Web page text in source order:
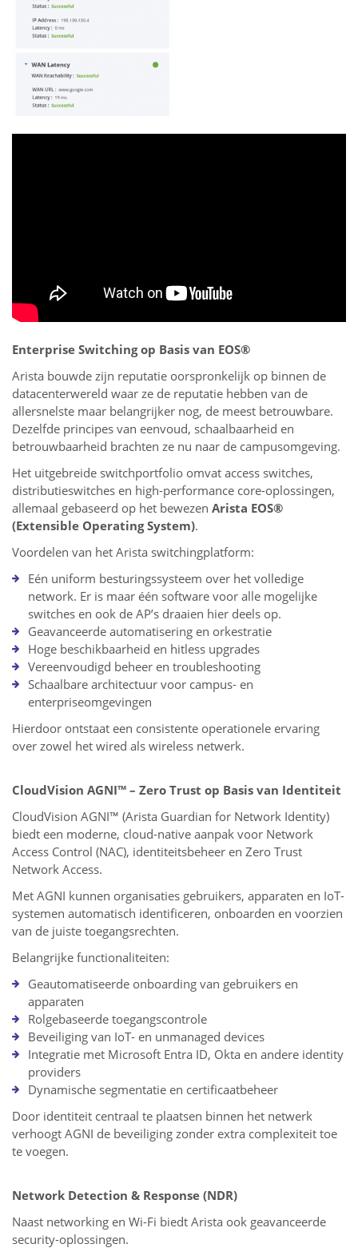
Enterprise Switching op Basis van EOS®
Arista bouwde zijn reputatie oorspronkelijk op binnen de
datacenterwereld waar ze de reputatie hebben van de
allersnelste maar belangrijker nog, de meest betrouwbare.
Dezelfde principes van eenvoud, schaalbaarheid en
betrouwbaarheid brachten ze nu naar de campusomgeving.
Het uitgebreide switchportfolio omvat access switches,
distributieswitches en high-performance core-oplossingen,
allemaal gebaseerd op het bewezen Arista EOS®
(Extensible Operating System).
Voordelen van het Arista switchingplatform:
Eén uniform besturingssysteem over het volledige
network. Er is maar één software voor alle mogelijke
switches en ook de AP’s draaien hier deels op.
Geavanceerde automatisering en orkestratie
Hoge beschikbaarheid en hitless upgrades
Vereenvoudigd beheer en troubleshooting
Schaalbare architectuur voor campus- en
enterpriseomgevingen
Hierdoor ontstaat een consistente operationele ervaring
over zowel het wired als wireless netwerk.
CloudVision AGNI™ – Zero Trust op Basis van Identiteit
CloudVision AGNI™ (Arista Guardian for Network Identity)
biedt een moderne, cloud-native aanpak voor Network
Access Control (NAC), identiteitsbeheer en Zero Trust
Network Access.
Met AGNI kunnen organisaties gebruikers, apparaten en IoT-
systemen automatisch identificeren, onboarden en voorzien
van de juiste toegangsrechten.
Belangrijke functionaliteiten:
Geautomatiseerde onboarding van gebruikers en
apparaten
Rolgebaseerde toegangscontrole
Beveiliging van IoT- en unmanaged devices
Integratie met Microsoft Entra ID, Okta en andere identity
providers
Dynamische segmentatie en certificaatbeheer
Door identiteit centraal te plaatsen binnen het netwerk
verhoogt AGNI de beveiliging zonder extra complexiteit toe
te voegen.
Network Detection & Response (NDR)
Naast networking en Wi-Fi biedt Arista ook geavanceerde
security-oplossingen.